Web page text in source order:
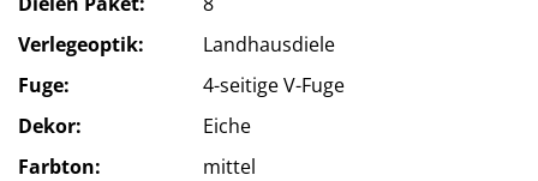
Verlegeoptik
Landhausdiele
Fuge
4-seitige V-Fuge
Dekor
Eiche
Farbton
mittel